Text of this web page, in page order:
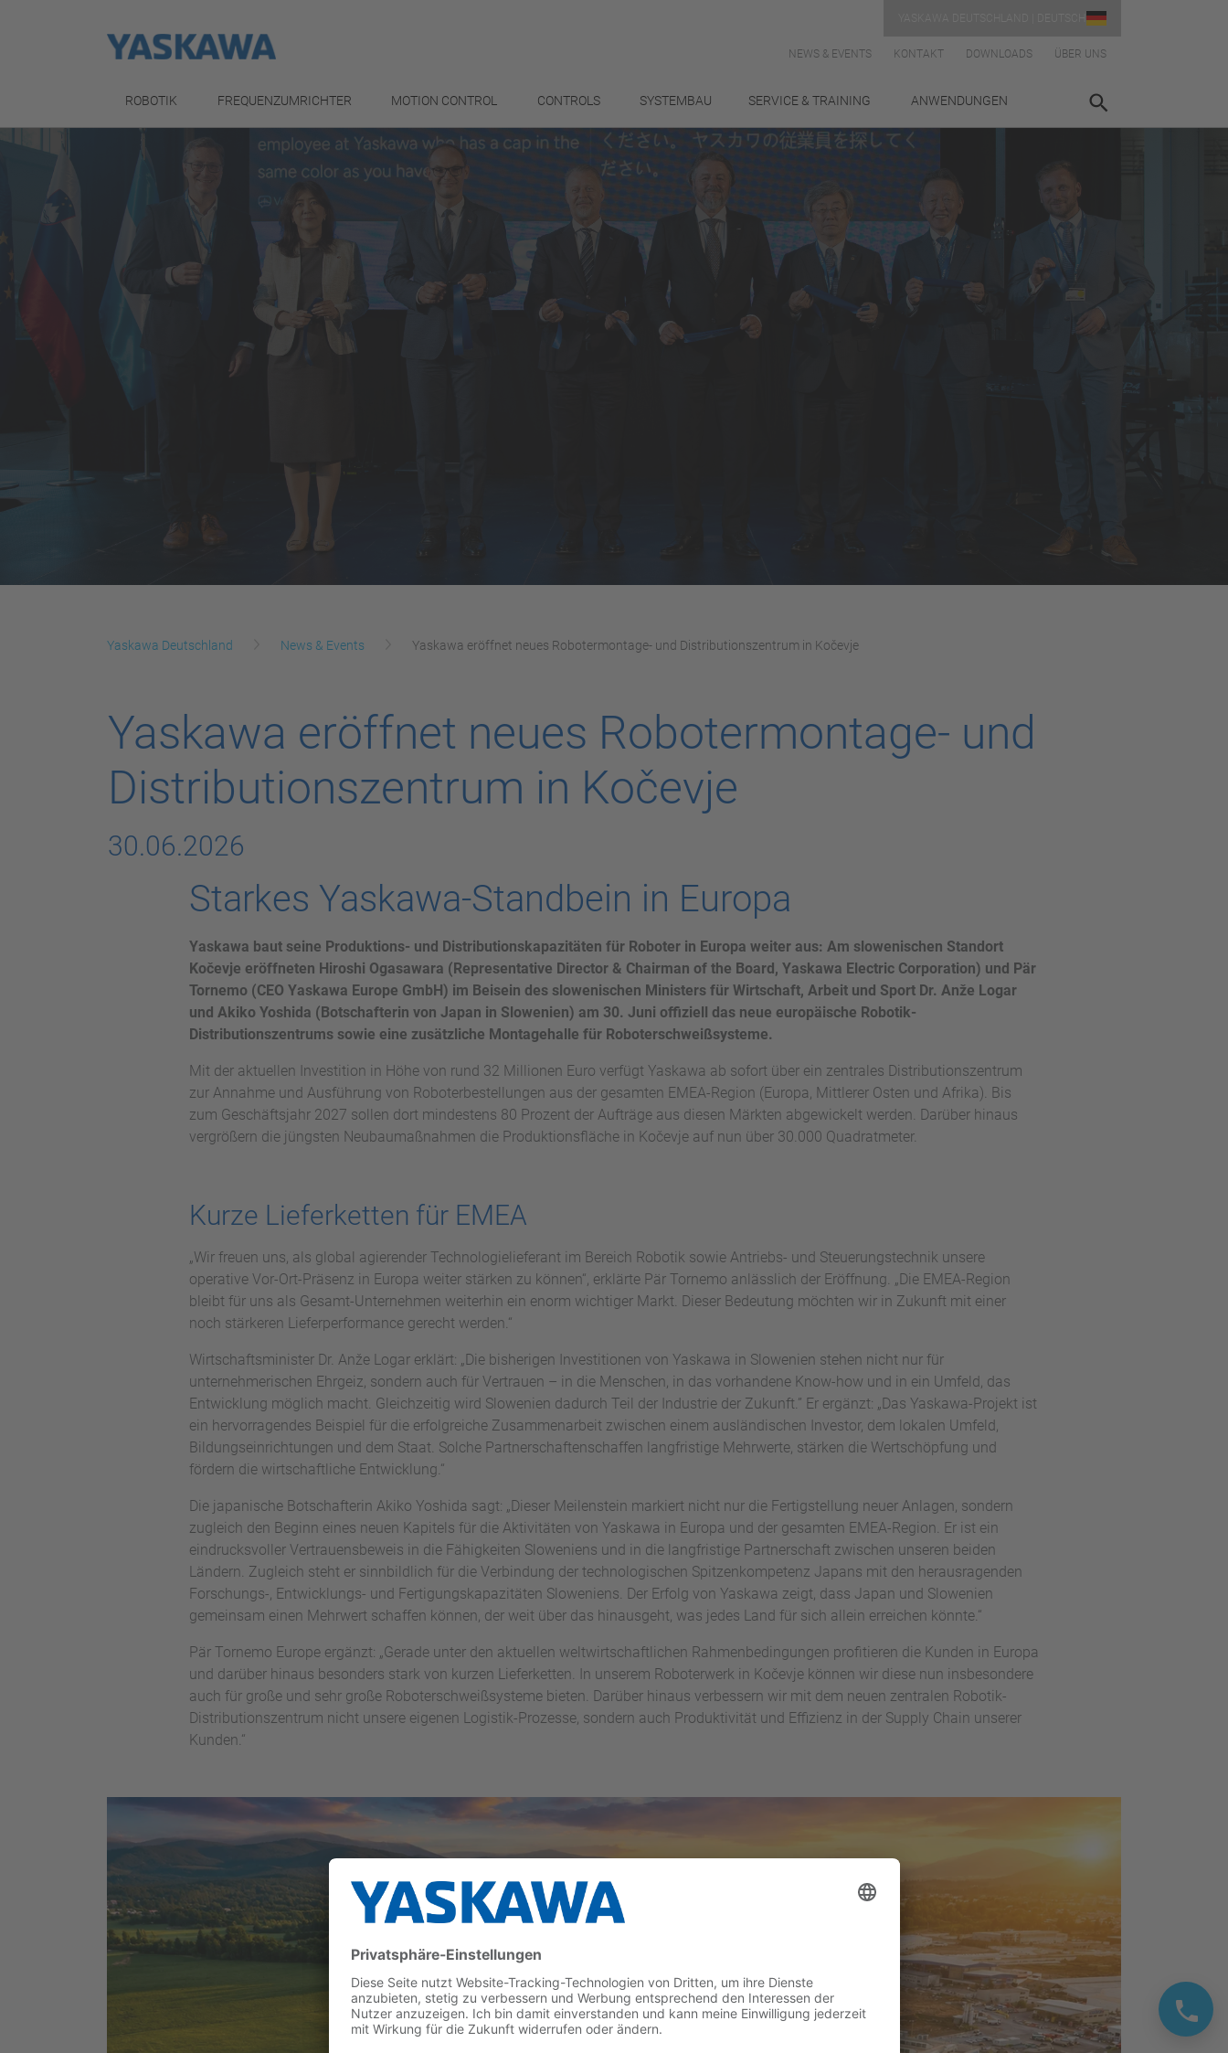
NEWS & EVENTS KONTAKT DOWNLOADS ÜBER UNS
ROBOTIK FREQUENZUMRICHTER MOTION CONTROL CONTROLS SYSTEMBAU SERVICE & TRAINING ANWENDUNGEN
Yaskawa Deutschland News & Events Yaskawa eröffnet neues Robotermontage- und Distributionszentrum in Kočevje
Yaskawa eröffnet neues Robotermontage- und
Distributionszentrum in Kočevje
30.06.2026
Starkes Yaskawa-Standbein in Europa
Yaskawa baut seine Produktions- und Distributionskapazitäten für Roboter in Europa weiter aus: Am slowenischen Standort
Kočevje eröffneten Hiroshi Ogasawara (Representative Director & Chairman of the Board, Yaskawa Electric Corporation) und Pär
Tornemo (CEO Yaskawa Europe GmbH) im Beisein des slowenischen Ministers für Wirtschaft, Arbeit und Sport Dr. Anže Logar
und Akiko Yoshida (Botschafterin von Japan in Slowenien) am 30. Juni offiziell das neue europäische Robotik-
Distributionszentrums sowie eine zusätzliche Montagehalle für Roboterschweißsysteme.
Mit der aktuellen Investition in Höhe von rund 32 Millionen Euro verfügt Yaskawa ab sofort über ein zentrales Distributionszentrum
zur Annahme und Ausführung von Roboterbestellungen aus der gesamten EMEA-Region (Europa, Mittlerer Osten und Afrika). Bis
zum Geschäftsjahr 2027 sollen dort mindestens 80 Prozent der Aufträge aus diesen Märkten abgewickelt werden. Darüber hinaus
vergrößern die jüngsten Neubaumaßnahmen die Produktionsfläche in Kočevje auf nun über 30.000 Quadratmeter.
Kurze Lieferketten für EMEA
„Wir freuen uns, als global agierender Technologielieferant im Bereich Robotik sowie Antriebs- und Steuerungstechnik unsere
operative Vor-Ort-Präsenz in Europa weiter stärken zu können“, erklärte Pär Tornemo anlässlich der Eröffnung. „Die EMEA-Region
bleibt für uns als Gesamt-Unternehmen weiterhin ein enorm wichtiger Markt. Dieser Bedeutung möchten wir in Zukunft mit einer
noch stärkeren Lieferperformance gerecht werden.“
Wirtschaftsminister Dr. Anže Logar erklärt: „Die bisherigen Investitionen von Yaskawa in Slowenien stehen nicht nur für
unternehmerischen Ehrgeiz, sondern auch für Vertrauen – in die Menschen, in das vorhandene Know-how und in ein Umfeld, das
Entwicklung möglich macht. Gleichzeitig wird Slowenien dadurch Teil der Industrie der Zukunft.” Er ergänzt: „Das Yaskawa-Projekt ist
ein hervorragendes Beispiel für die erfolgreiche Zusammenarbeit zwischen einem ausländischen Investor, dem lokalen Umfeld,
Bildungseinrichtungen und dem Staat. Solche Partnerschaftenschaffen langfristige Mehrwerte, stärken die Wertschöpfung und
fördern die wirtschaftliche Entwicklung.“
Die japanische Botschafterin Akiko Yoshida sagt: „Dieser Meilenstein markiert nicht nur die Fertigstellung neuer Anlagen, sondern
zugleich den Beginn eines neuen Kapitels für die Aktivitäten von Yaskawa in Europa und der gesamten EMEA-Region. Er ist ein
eindrucksvoller Vertrauensbeweis in die Fähigkeiten Sloweniens und in die langfristige Partnerschaft zwischen unseren beiden
Ländern. Zugleich steht er sinnbildlich für die Verbindung der technologischen Spitzenkompetenz Japans mit den herausragenden
Forschungs-, Entwicklungs- und Fertigungskapazitäten Sloweniens. Der Erfolg von Yaskawa zeigt, dass Japan und Slowenien
gemeinsam einen Mehrwert schaffen können, der weit über das hinausgeht, was jedes Land für sich allein erreichen könnte.“
Pär Tornemo Europe ergänzt: „Gerade unter den aktuellen weltwirtschaftlichen Rahmenbedingungen profitieren die Kunden in Europa
und darüber hinaus besonders stark von kurzen Lieferketten. In unserem Roboterwerk in Kočevje können wir diese nun insbesondere
auch für große und sehr große Roboterschweißsysteme bieten. Darüber hinaus verbessern wir mit dem neuen zentralen Robotik-
Distributionszentrum nicht unsere eigenen Logistik-Prozesse, sondern auch Produktivität und Effizienz in der Supply Chain unserer
Kunden.“